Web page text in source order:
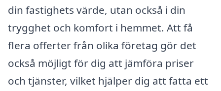
din fastighets värde, utan också i din
trygghet och komfort i hemmet. Att få
flera offerter från olika företag gör det
också möjligt för dig att jämföra priser
och tjänster, vilket hjälper dig att fatta ett